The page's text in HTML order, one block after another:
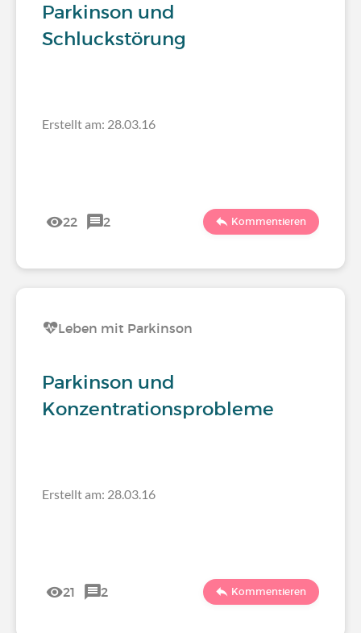
Parkinson und
Schluckstörung
Erstellt am: 28.03.16
22 2 Kommentieren
Leben mit Parkinson
Parkinson und
Konzentrationsprobleme
Erstellt am: 28.03.16
21 2 Kommentieren